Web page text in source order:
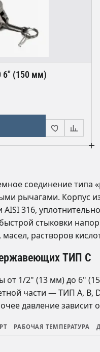
6" (150 мм)
соединение типа
рычагами. Корпус
AISI 316,
стыковки
растворов
ТИП C
от 1/2" (13 мм) до 6"
части — ТИП A, B,
давление зависит
РАБОЧАЯ ТЕМПЕРАТУРА